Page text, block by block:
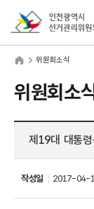
위원회소식
위원회소
제19대 대통
작성일 2017-04-